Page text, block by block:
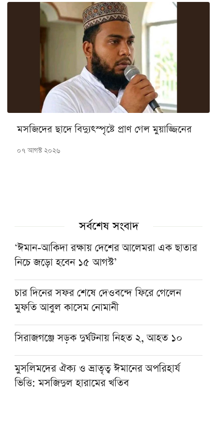
মসজিদের ছাদে বিদ্যুৎস্পৃষ্টে প্রাণ গেল মুয়াজ্জিনের
০৭ আগস্ট ২০২৬
সর্বশেষ সংবাদ
‘ঈমান-আকিদা রক্ষায় দেশের আলেমরা এক ছাতার
নিচে জড়ো হবেন ১৫ আগস্ট’
চার দিনের সফর শেষে দেওবন্দে ফিরে গেলেন
মুফতি আবুল কাসেম নোমানী
সিরাজগঞ্জে সড়ক দুর্ঘটনায় নিহত ২, আহত‌ ১০
মুসলিমদের ঐক্য ও ভ্রাতৃত্ব ঈমানের অপরিহার্য
ভিত্তি: মসজিদুল হারামের খতিব